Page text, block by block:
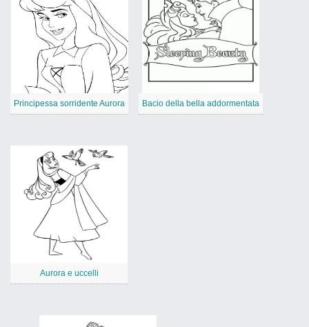
Principessa sorridente Aurora Bacio della bella addormentata
Aurora e uccelli